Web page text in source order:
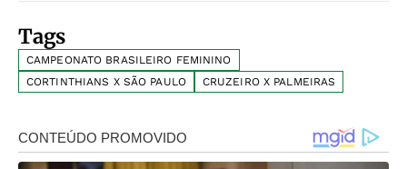
Tags
CAMPEONATO BRASILEIRO FEMININO
CORTINTHIANS X SÃO PAULO
CRUZEIRO X PALMEIRAS